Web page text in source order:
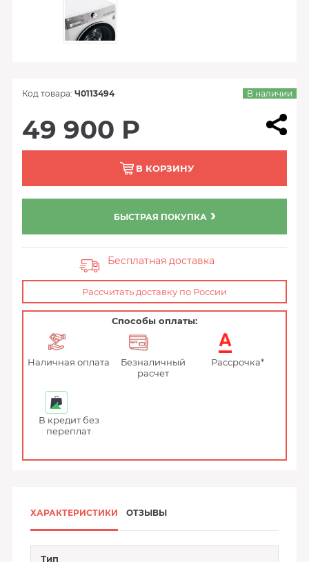
Код товара: Ч0113494 В наличии
49 900 Р
В КОРЗИНУ
БЫСТРАЯ ПОКУПКА
Бесплатная доставка
Рассчитать доставку по России
Способы оплаты:
Наличная оплата
Безналичный
расчет
Рассрочка*
В кредит без
переплат
ХАРАКТЕРИСТИКИ ОТЗЫВЫ
Тип